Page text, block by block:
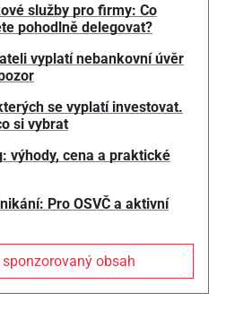
služby pro firmy: Co
pohodlně delegovat?
vyplatí nebankovní úvěr
se vyplatí investovat.
si vybrat
výhody, cena a praktické
Pro OSVČ a aktivní
obsah